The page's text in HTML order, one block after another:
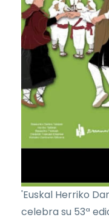
'Euskal Herriko
celebra su 53ª